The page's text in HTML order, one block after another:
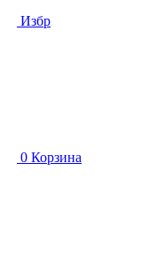
Избр
0 Корзина